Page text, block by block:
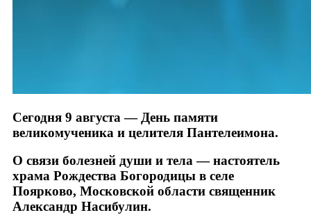
Сегодня 9 августа — День памяти
великомученика и целителя Пантелеимона.
О связи болезней души и тела — настоятель
храма Рождества Богородицы в селе
Поярково, Московской области священник
Александр Насибулин.